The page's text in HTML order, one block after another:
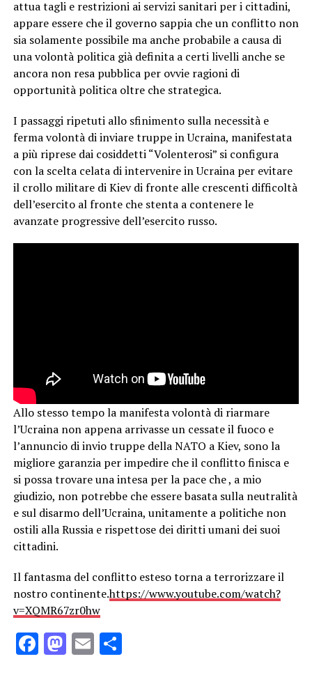
attua tagli e restrizioni ai servizi sanitari per i cittadini,
appare essere che il governo sappia che un conflitto non
sia solamente possibile ma anche probabile a causa di
una volontà politica già definita a certi livelli anche se
ancora non resa pubblica per ovvie ragioni di
opportunità politica oltre che strategica.
I passaggi ripetuti allo sfinimento sulla necessità e
ferma volontà di inviare truppe in Ucraina, manifestata
a più riprese dai cosiddetti “Volenterosi” si configura
con la scelta celata di intervenire in Ucraina per evitare
il crollo militare di Kiev di fronte alle crescenti difficoltà
dell’esercito al fronte che stenta a contenere le
avanzate progressive dell’esercito russo.
Allo stesso tempo la manifesta volontà di riarmare
l’Ucraina non appena arrivasse un cessate il fuoco e
l’annuncio di invio truppe della NATO a Kiev, sono la
migliore garanzia per impedire che il conflitto finisca e
si possa trovare una intesa per la pace che , a mio
giudizio, non potrebbe che essere basata sulla neutralità
e sul disarmo dell’Ucraina, unitamente a politiche non
ostili alla Russia e rispettose dei diritti umani dei suoi
cittadini.
Il fantasma del conflitto esteso torna a terrorizzare il
nostro continente.https://www.youtube.com/watch?
v=XQMR67zr0hw
Facebook
Mastodon
EmailCondividi